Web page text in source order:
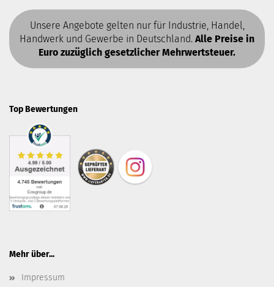
Unsere Angebote gelten nur für Industrie, Handel,
Handwerk und Gewerbe in Deutschland. Alle Preise in
Euro zuzüglich gesetzlicher Mehrwertsteuer.
Top Bewertungen
Mehr über...
Impressum